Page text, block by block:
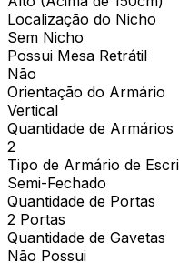
Localização do Nicho
Sem Nicho
Possui Mesa Retrátil
Não
Orientação do Armário
Vertical
Quantidade de Armários
2
Tipo de Armário de
Semi-Fechado
Quantidade de Portas
2 Portas
Quantidade de Gavetas
Não Possui